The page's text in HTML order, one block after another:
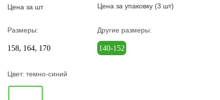
Цена за шт Цена за упаковку (3 шт)
Размеры:
158 164 170
Другие размеры:
140-152
Цвет: темно-синий